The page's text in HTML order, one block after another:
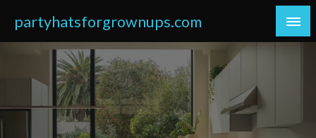
content
partyhatsforgrownups.com